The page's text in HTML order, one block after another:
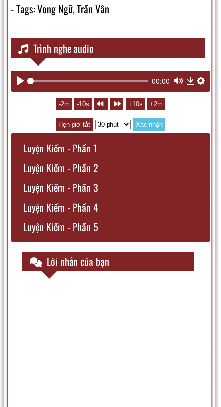
- Tags: Vong Ngữ, Trần Vân
Trình nghe audio
Play
00:00
Mute
-2m -10s +10s +2m
Hẹn giờ tắt Xác nhận
Luyện Kiếm - Phần 1
Luyện Kiếm - Phần 2
Luyện Kiếm - Phần 3
Luyện Kiếm - Phần 4
Luyện Kiếm - Phần 5
Luyện Kiếm - Phần 6
Luyện Kiếm - Phần 7
Lời nhắn của bạn